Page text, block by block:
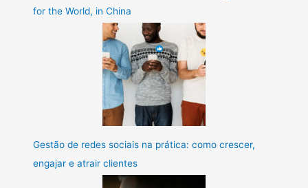
for the World, in China
Gestão de redes sociais na prática: como crescer,
engajar e atrair clientes